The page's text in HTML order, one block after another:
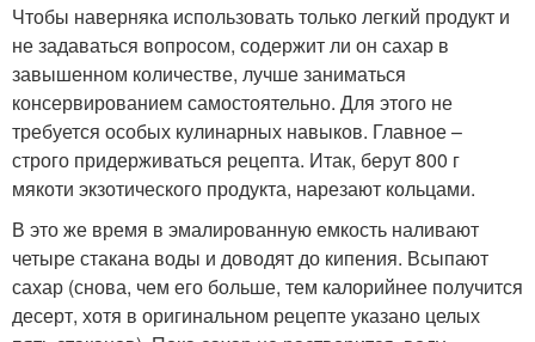
Чтобы наверняка использовать только легкий продукт и
не задаваться вопросом, содержит ли он сахар в
завышенном количестве, лучше заниматься
консервированием самостоятельно. Для этого не
требуется особых кулинарных навыков. Главное –
строго придерживаться рецепта. Итак, берут 800 г
мякоти экзотического продукта, нарезают кольцами.
В это же время в эмалированную емкость наливают
четыре стакана воды и доводят до кипения. Всыпают
сахар (снова, чем его больше, тем калорийнее получится
десерт, хотя в оригинальном рецепте указано целых